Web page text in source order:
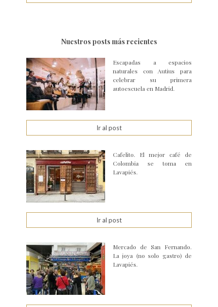
Nuestros posts más recientes
Escapadas a espacios
naturales con Autius para
celebrar su primera
autoescuela en Madrid.
Ir al post
Cafelito. El mejor café de
Colombia se toma en
Lavapiés.
Ir al post
Mercado de San Fernando.
La joya (no solo gastro) de
Lavapiés.